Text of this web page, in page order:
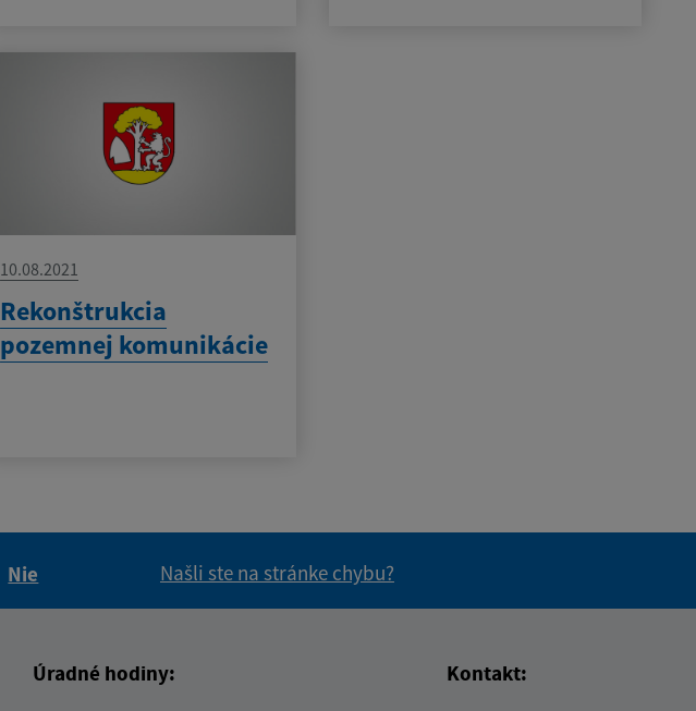
10.08.2021
Rekonštrukcia
pozemnej komunikácie
Nie
Našli ste na stránke chybu?
Úradné hodiny: Kontakt: